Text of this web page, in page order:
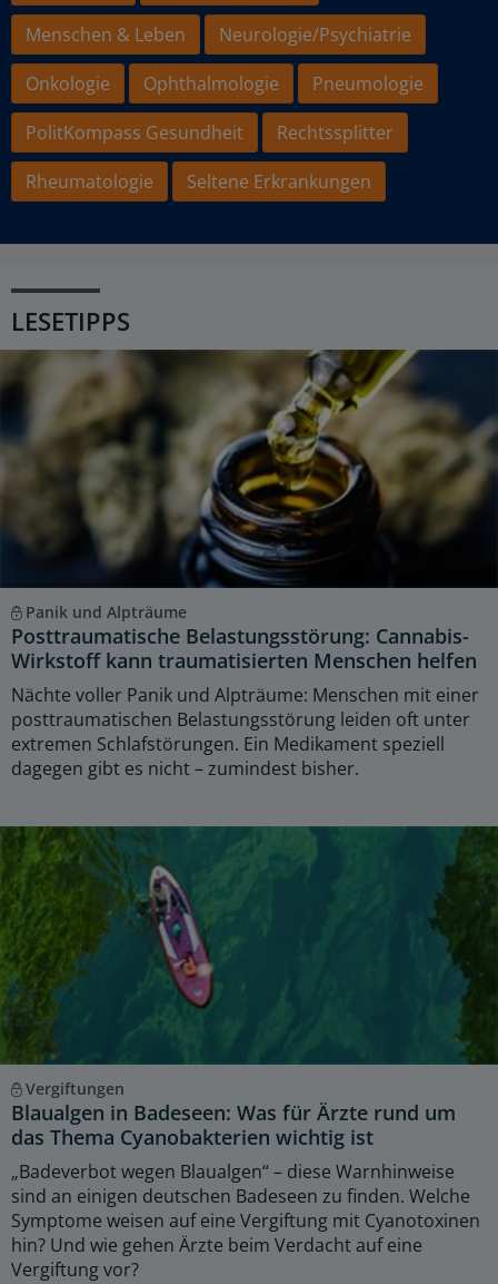
Menschen & Leben
Neurologie/Psychiatrie
Onkologie
Ophthalmologie
Pneumologie
PolitKompass Gesundheit
Rechtssplitter
Rheumatologie
Seltene Erkrankungen
LESETIPPS
Panik und Alpträume
Posttraumatische Belastungsstörung: Cannabis-
Wirkstoff kann traumatisierten Menschen helfen
Nächte voller Panik und Alpträume: Menschen mit einer
posttraumatischen Belastungsstörung leiden oft unter
extremen Schlafstörungen. Ein Medikament speziell
dagegen gibt es nicht – zumindest bisher.
Vergiftungen
Blaualgen in Badeseen: Was für Ärzte rund um
das Thema Cyanobakterien wichtig ist
„Badeverbot wegen Blaualgen“ – diese Warnhinweise
sind an einigen deutschen Badeseen zu finden. Welche
Symptome weisen auf eine Vergiftung mit Cyanotoxinen
hin? Und wie gehen Ärzte beim Verdacht auf eine
Vergiftung vor?